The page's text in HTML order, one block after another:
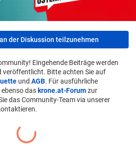
der Diskussion teilzunehmen
Eingehende Beiträge werden
veröffentlicht. Bitte achten Sie auf
und AGB. Für ausführliche
das krone.at-Forumzur
das Community-Team via unserer